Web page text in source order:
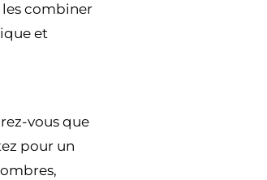
les combiner
et
vous que
pour un